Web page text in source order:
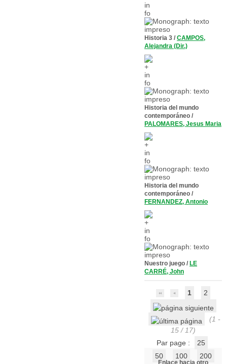
Historia 3 / CAMPOS,
Alejandra (Dir.)
Historia del mundo
contemporáneo /
PALOMARES, Jesus Maria
Historia del mundo
contemporáneo /
FERNANDEZ, Antonio
Nuestro juego / LE
CARRÉ, John
1 2
(1 -
15 / 17)
Par page :
25
50
100 200
Enlace hacia otro